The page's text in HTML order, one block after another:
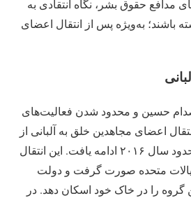
مدافع حقوق بشر، نگاه انتقادی به
باشند؛ به‌ویژه پس از انتقال اعضای
حسین و محدود شدن فعالیت‌های
اعضای مجاهدین خلق به آلبانی از
سال ۲۰۱۳ آغاز شد و تا حدود سال ۲۰۱۶ ادامه یافت. این انتقال
متحده صورت گرفت و دولت
گروه را در خاک خود اسکان دهد. در